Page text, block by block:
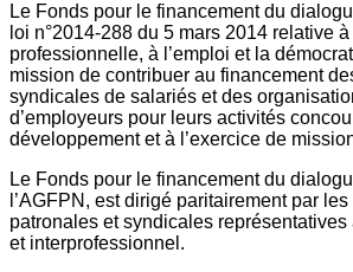
Le Fonds pour le financement du
loi n°2014-288 du 5 mars 2014 relative
professionnelle, à l’emploi et la
mission de contribuer au financement
syndicales de salariés et des
d’employeurs pour leurs activités
développement et à l’exercice de
Le Fonds pour le financement du
l’AGFPN, est dirigé paritairement par
patronales et syndicales représentatives
et interprofessionnel.